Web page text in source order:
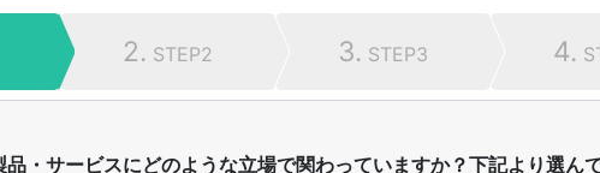
2. STEP2 3. STEP3 4.
・サービスにどのような立場で関わっていますか？下記より選ん